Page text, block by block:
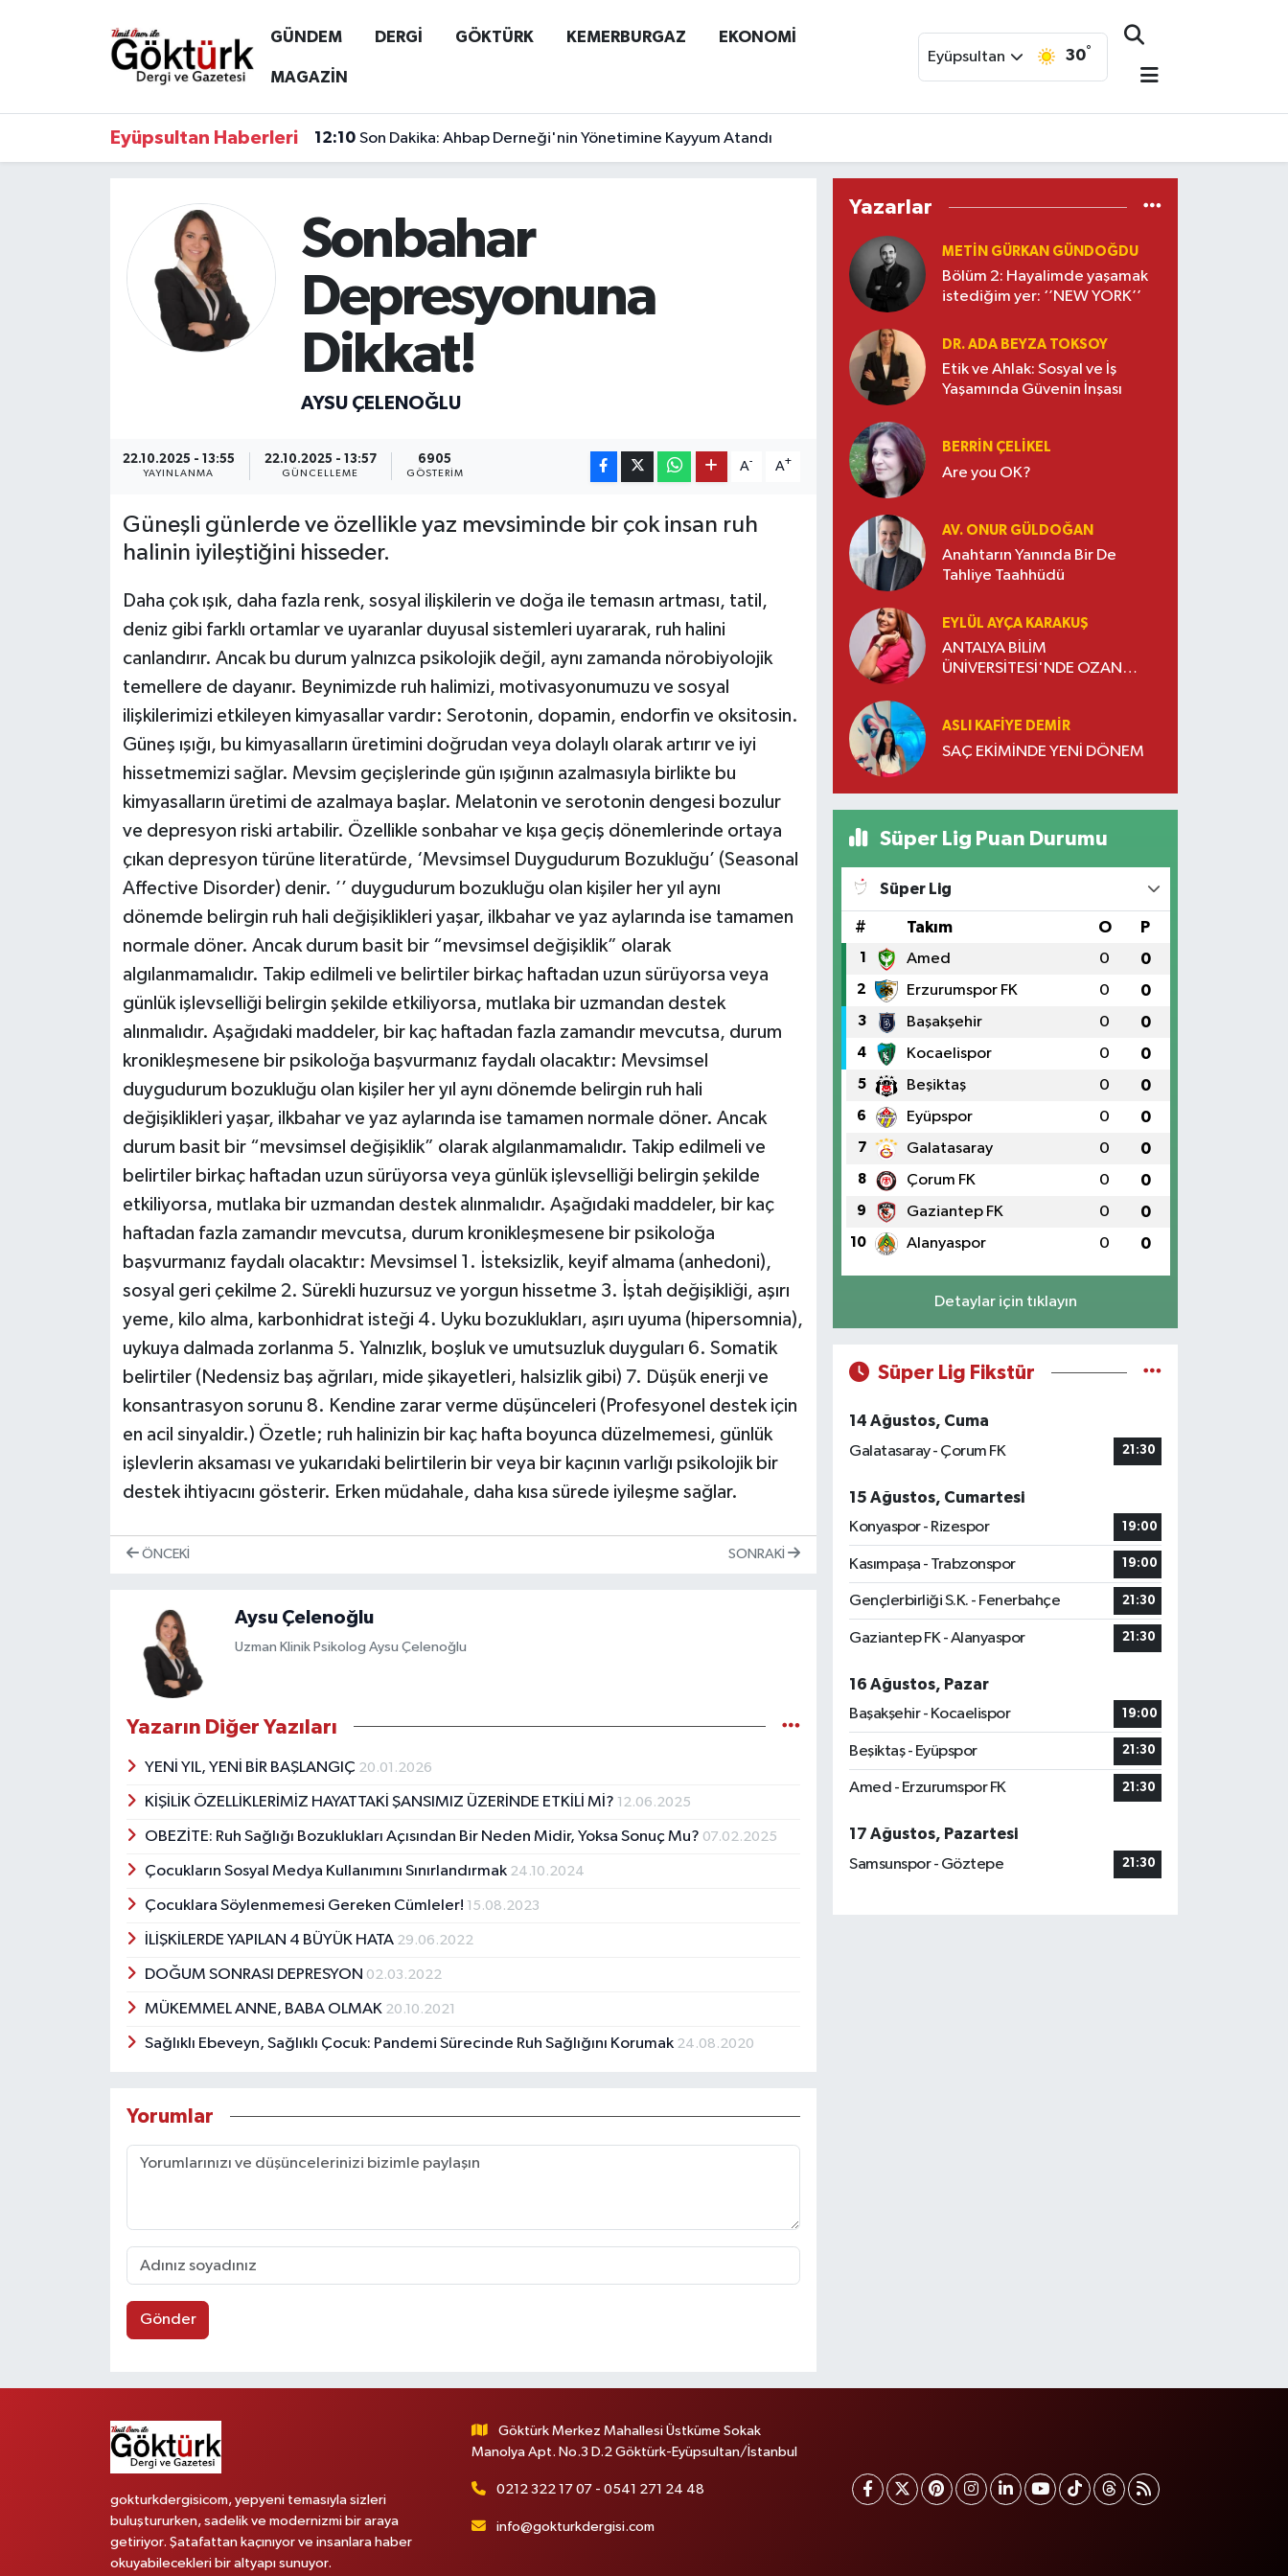
GÜNDEM DERGİ GÖKTÜRK KEMERBURGAZ EKONOMİ
MAGAZİN
Eyüpsultan 30°
Eyüpsultan Haberleri 12:10 Son Dakika: Ahbap Derneği'nin Yönetimine Kayyum Atandı
Sonbahar
Depresyonuna
Dikkat!
AYSU ÇELENOĞLU
22.10.2025 - 13:55
YAYINLANMA
22.10.2025 - 13:57
GÜNCELLEME
6905
GÖSTERIM
A- A+
Güneşli günlerde ve özellikle yaz mevsiminde bir çok insan ruh
halinin iyileştiğini hisseder.
Daha çok ışık, daha fazla renk, sosyal ilişkilerin ve doğa ile temasın artması, tatil,
deniz gibi farklı ortamlar ve uyaranlar duyusal sistemleri uyararak, ruh halini
canlandırır. Ancak bu durum yalnızca psikolojik değil, aynı zamanda nörobiyolojik
temellere de dayanır. Beynimizde ruh halimizi, motivasyonumuzu ve sosyal
ilişkilerimizi etkileyen kimyasallar vardır: Serotonin, dopamin, endorfin ve oksitosin.
Güneş ışığı, bu kimyasalların üretimini doğrudan veya dolaylı olarak artırır ve iyi
hissetmemizi sağlar. Mevsim geçişlerinde gün ışığının azalmasıyla birlikte bu
kimyasalların üretimi de azalmaya başlar. Melatonin ve serotonin dengesi bozulur
ve depresyon riski artabilir. Özellikle sonbahar ve kışa geçiş dönemlerinde ortaya
çıkan depresyon türüne literatürde, ‘Mevsimsel Duygudurum Bozukluğu’ (Seasonal
Affective Disorder) denir. ’’ duygudurum bozukluğu olan kişiler her yıl aynı
dönemde belirgin ruh hali değişiklikleri yaşar, ilkbahar ve yaz aylarında ise tamamen
normale döner. Ancak durum basit bir “mevsimsel değişiklik” olarak
algılanmamalıdır. Takip edilmeli ve belirtiler birkaç haftadan uzun sürüyorsa veya
günlük işlevselliği belirgin şekilde etkiliyorsa, mutlaka bir uzmandan destek
alınmalıdır. Aşağıdaki maddeler, bir kaç haftadan fazla zamandır mevcutsa, durum
kronikleşmesene bir psikoloğa başvurmanız faydalı olacaktır: Mevsimsel
duygudurum bozukluğu olan kişiler her yıl aynı dönemde belirgin ruh hali
değişiklikleri yaşar, ilkbahar ve yaz aylarında ise tamamen normale döner. Ancak
durum basit bir “mevsimsel değişiklik” olarak algılanmamalıdır. Takip edilmeli ve
belirtiler birkaç haftadan uzun sürüyorsa veya günlük işlevselliği belirgin şekilde
etkiliyorsa, mutlaka bir uzmandan destek alınmalıdır. Aşağıdaki maddeler, bir kaç
haftadan fazla zamandır mevcutsa, durum kronikleşmesene bir psikoloğa
başvurmanız faydalı olacaktır: Mevsimsel 1. İsteksizlik, keyif almama (anhedoni),
sosyal geri çekilme 2. Sürekli huzursuz ve yorgun hissetme 3. İştah değişikliği, aşırı
yeme, kilo alma, karbonhidrat isteği 4. Uyku bozuklukları, aşırı uyuma (hipersomnia),
uykuya dalmada zorlanma 5. Yalnızlık, boşluk ve umutsuzluk duyguları 6. Somatik
belirtiler (Nedensiz baş ağrıları, mide şikayetleri, halsizlik gibi) 7. Düşük enerji ve
konsantrasyon sorunu 8. Kendine zarar verme düşünceleri (Profesyonel destek için
en acil sinyaldir.) Özetle; ruh halinizin bir kaç hafta boyunca düzelmemesi, günlük
işlevlerin aksaması ve yukarıdaki belirtilerin bir veya bir kaçının varlığı psikolojik bir
destek ihtiyacını gösterir. Erken müdahale, daha kısa sürede iyileşme sağlar.
ÖNCEKI SONRAKI
Aysu Çelenoğlu
Uzman Klinik Psikolog Aysu Çelenoğlu
Yazarın Diğer Yazıları
YENİ YIL, YENİ BİR BAŞLANGIÇ 20.01.2026
KİŞİLİK ÖZELLİKLERİMİZ HAYATTAKİ ŞANSIMIZ ÜZERİNDE ETKİLİ Mİ? 12.06.2025
OBEZİTE: Ruh Sağlığı Bozuklukları Açısından Bir Neden Midir, Yoksa Sonuç Mu? 07.02.2025
Çocukların Sosyal Medya Kullanımını Sınırlandırmak 24.10.2024
Çocuklara Söylenmemesi Gereken Cümleler! 15.08.2023
İLİŞKİLERDE YAPILAN 4 BÜYÜK HATA 29.06.2022
DOĞUM SONRASI DEPRESYON 02.03.2022
MÜKEMMEL ANNE, BABA OLMAK 20.10.2021
Sağlıklı Ebeveyn, Sağlıklı Çocuk: Pandemi Sürecinde Ruh Sağlığını Korumak 24.08.2020
Yorumlar
Gönder
Yazarlar
METIN GÜRKAN GÜNDOĞDU
Bölüm 2: Hayalimde yaşamak
istediğim yer: ‘’NEW YORK’’
DR. ADA BEYZA TOKSOY
Etik ve Ahlak: Sosyal ve İş
Yaşamında Güvenin İnşası
BERRIN ÇELIKEL
Are you OK?
AV. ONUR GÜLDOĞAN
Anahtarın Yanında Bir De
Tahliye Taahhüdü
EYLÜL AYÇA KARAKUŞ
ANTALYA BİLİM
ÜNİVERSİTESİ'NDE OZAN
ASLI KAFIYE DEMIR
SAÇ EKİMİNDE YENİ DÖNEM
Süper Lig Puan Durumu
Süper Lig
# Takım O P
1 Amed 0 0
2 Erzurumspor FK 0 0
3 Başakşehir 0 0
4 Kocaelispor 0 0
5 Beşiktaş 0 0
6 Eyüpspor 0 0
7 Galatasaray 0 0
8 Çorum FK 0 0
9 Gaziantep FK 0 0
10 Alanyaspor 0 0
Detaylar için tıklayın
Süper Lig Fikstür
14 Ağustos, Cuma
Galatasaray - Çorum FK
21:30
15 Ağustos, Cumartesi
Konyaspor - Rizespor
19:00
Kasımpaşa - Trabzonspor 19:00
Gençlerbirliği S.K. - Fenerbahçe 21:30
Gaziantep FK - Alanyaspor 21:30
16 Ağustos, Pazar
Başakşehir - Kocaelispor
19:00
Beşiktaş - Eyüpspor 21:30
Amed - Erzurumspor FK 21:30
17 Ağustos, Pazartesi
Samsunspor - Göztepe
21:30
gokturkdergisicom, yepyeni temasıyla sizleri
buluştururken, sadelik ve modernizmi bir araya
getiriyor. Şatafattan kaçınıyor ve insanlara haber
okuyabilecekleri bir altyapı sunuyor.
Göktürk Merkez Mahallesi Üstküme Sokak
Manolya Apt. No.3 D.2 Göktürk-Eyüpsultan/İstanbul
0212 322 17 07 - 0541 271 24 48
info@gokturkdergisi.com
Anne Çocuk
KEMERBURGAZ
KÜLTÜR - SANAT
MAGAZİN
ÖZEL HABER
Eyüpsultan Hava Durumu
Tüm Manşetler
Son Dakika Haberleri
Haber Arşivi